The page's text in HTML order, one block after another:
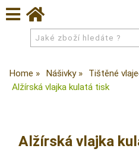
Home Nášivky Tištěné
Alžírská vlajka kulatá tisk
Alžírská vlajka